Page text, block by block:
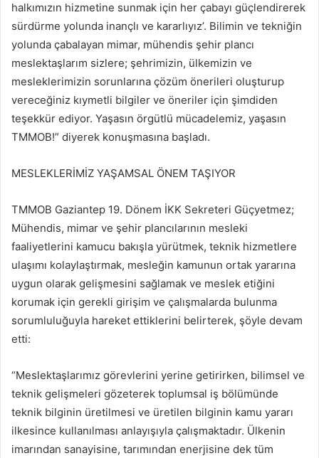
halkımızın hizmetine sunmak için her çabayı güçlendirerek
sürdürme yolunda inançlı ve kararlıyız’. Bilimin ve tekniğin
yolunda çabalayan mimar, mühendis şehir plancı
meslektaşlarım sizlere; şehrimizin, ülkemizin ve
mesleklerimizin sorunlarına çözüm önerileri oluşturup
vereceğiniz kıymetli bilgiler ve öneriler için şimdiden
teşekkür ediyor. Yaşasın örgütlü mücadelemiz, yaşasın
TMMOB!” diyerek konuşmasına başladı.
MESLEKLERİMİZ YAŞAMSAL ÖNEM TAŞIYOR
TMMOB Gaziantep 19. Dönem İKK Sekreteri Güçyetmez;
Mühendis, mimar ve şehir plancılarının mesleki
faaliyetlerini kamucu bakışla yürütmek, teknik hizmetlere
ulaşımı kolaylaştırmak, mesleğin kamunun ortak yararına
uygun olarak gelişmesini sağlamak ve meslek etiğini
korumak için gerekli girişim ve çalışmalarda bulunma
sorumluluğuyla hareket ettiklerini belirterek, şöyle devam
etti:
“Meslektaşlarımız görevlerini yerine getirirken, bilimsel ve
teknik gelişmeleri gözeterek toplumsal iş bölümünde
teknik bilginin üretilmesi ve üretilen bilginin kamu yararı
ilkesince kullanılması anlayışıyla çalışmaktadır. Ülkenin
imarından sanayisine, tarımından enerjisine dek tüm